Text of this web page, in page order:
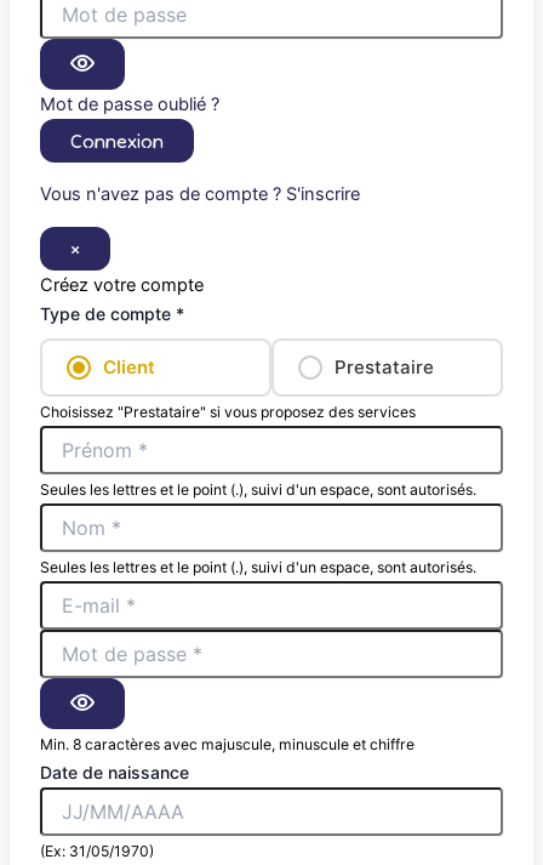
Mot de passe oublié ?
Connexion
Vous n'avez pas de compte ? S'inscrire
×
Créez votre compte
Type de compte *
Client Prestataire
Choisissez "Prestataire" si vous proposez des services
Seules les lettres et le point (.), suivi d'un espace, sont autorisés.
Seules les lettres et le point (.), suivi d'un espace, sont autorisés.
Min. 8 caractères avec majuscule, minuscule et chiffre
Date de naissance
(Ex: 31/05/1970)